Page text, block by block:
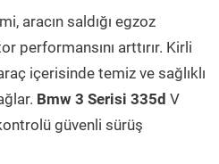
aracın saldığı egzoz
performansını arttırır. Kirli
içerisinde temiz ve sağlıklı
Bmw 3 Serisi 335d V
güvenli sürüş